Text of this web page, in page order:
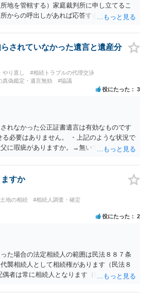
地を管轄する）家庭裁判所に申し立てるこ
からの呼出しがあれば応答する可能性がま
った以上にないので必要書類をてきぱきと
の点是非御注意ください。
されていなかった遺言と遺産分
やり直し
#相続トラブルの代理交渉
真偽鑑定・遺言無効 #協議
役にたった 3
れなかった公正証書遺言は有効なものです
必要はありません。 ・上記のような状況で
に瑕疵がありますか。→無いです。 ・分割
められますので、どこが妥当とは言えない
りません。 ・できれば穏やかに、分割を拒否
→分割を拒否するということは、遺産はいら
。遺言で、受取を指定されててもいらない
。理由を説明する必要はありません。
すか
地の相続
#相続人調査・確定
役にたった 2
た場合の法定相続人の範囲は民法８８７条
襲相続人として相続権があります（民法８
偶者は常に相続人となります（民法８９０
り、孫５人に加えて「おじ又はおば」にも